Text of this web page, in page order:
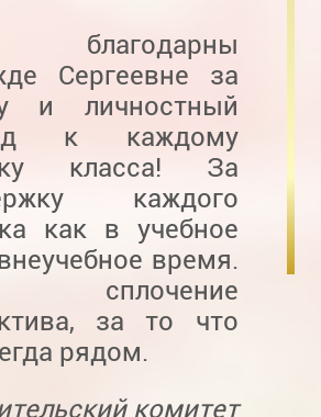
Сергеевне за
и личностный
к каждому
класса! За
каждого
как в учебное
время.
за то что
рядом.
комитет